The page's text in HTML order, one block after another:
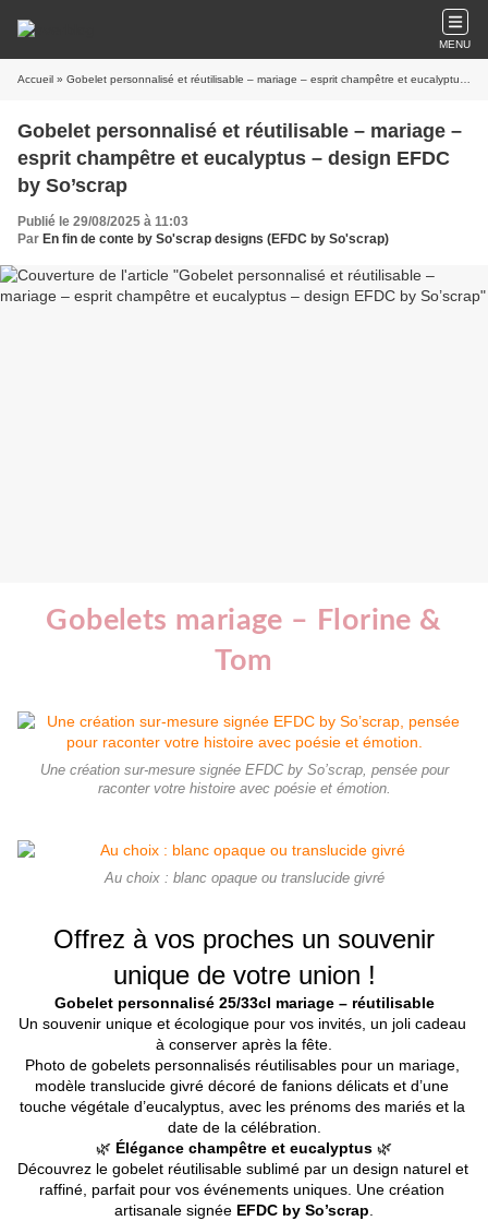
MENU
Accueil » Gobelet personnalisé et réutilisable – mariage – esprit champêtre et eucalyptus – design EFDC by So’scrap
Gobelet personnalisé et réutilisable – mariage –
esprit champêtre et eucalyptus – design EFDC
by So’scrap
Publié le 29/08/2025 à 11:03
Par En fin de conte by So'scrap designs (EFDC by So'scrap)
Gobelets mariage – Florine &
Tom
Une création sur-mesure signée EFDC by So’scrap, pensée pour
raconter votre histoire avec poésie et émotion.
Au choix : blanc opaque ou translucide givré
Offrez à vos proches un souvenir
unique de votre union !
Gobelet personnalisé 25/33cl mariage – réutilisable
Un souvenir unique et écologique pour vos invités, un joli cadeau
à conserver après la fête.
Photo de gobelets personnalisés réutilisables pour un mariage,
modèle translucide givré décoré de fanions délicats et d’une
touche végétale d’eucalyptus, avec les prénoms des mariés et la
date de la célébration.
🌿 Élégance champêtre et eucalyptus 🌿
Découvrez le gobelet réutilisable sublimé par un design naturel et
raffiné, parfait pour vos événements uniques. Une création
artisanale signée EFDC by So’scrap